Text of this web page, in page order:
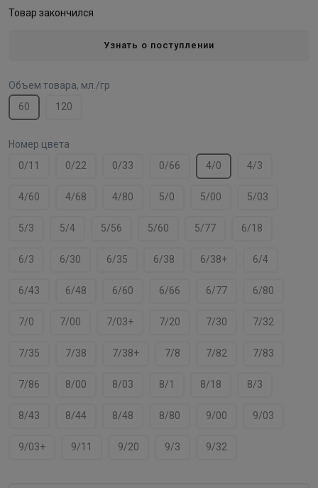
Товар закончился
Узнать о поступлении
Объем товара, мл./гр
60
120
Номер цвета
0/11
0/22 0/33 0/66 4/0 4/3
4/60 4/68 4/80 5/0 5/00 5/03
5/3 5/4 5/56 5/60 5/77 6/18
6/3 6/30 6/35 6/38 6/38+ 6/4
6/43 6/48 6/60 6/66 6/77 6/80
7/0 7/00 7/03+ 7/20 7/30 7/32
7/35 7/38 7/38+ 7/8 7/82 7/83
7/86 8/00 8/03 8/1 8/18 8/3
8/43 8/44 8/48 8/80 9/00 9/03
9/03+ 9/11 9/20 9/3 9/32